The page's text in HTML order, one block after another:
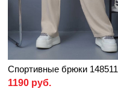
Спортивные брюки 148511
1190 руб.